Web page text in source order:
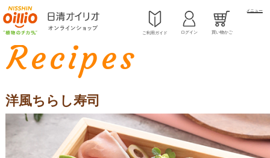
ご利用ガイド ログイン 買い物かご
メニュー
ホーム> レシピ> ルイーザ（LUISA）> 洋風ちらし寿司
Recipes
洋風ちらし寿司